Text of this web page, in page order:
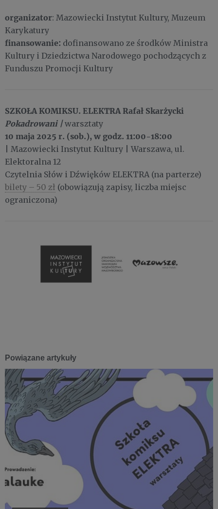
organizator: Mazowiecki Instytut Kultury, Muzeum
Karykatury
finansowanie: dofinansowano ze środków Ministra
Kultury i Dziedzictwa Narodowego pochodzących z
Funduszu Promocji Kultury
SZKOŁA KOMIKSU. ELEKTRA Rafał Skarżycki
Pokadrowani |warsztaty
10 maja 2025 r. (sob.), w godz. 11:00-18:00
| Mazowiecki Instytut Kultury | Warszawa, ul.
Elektoralna 12
Czytelnia Słów i Dźwięków ELEKTRA (na parterze)
bilety – 50 zł (obowiązują zapisy, liczba miejsc
ograniczona)
Powiązane artykuły